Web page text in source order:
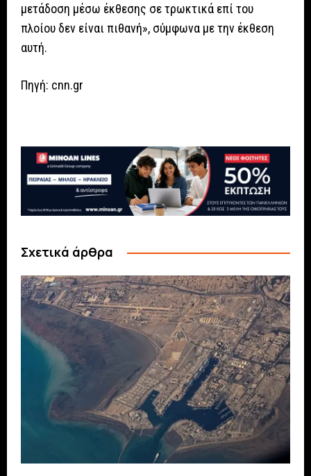
μετάδοση μέσω έκθεσης σε τρωκτικά επί του
πλοίου δεν είναι πιθανή», σύμφωνα με την έκθεση
αυτή.
Πηγή: cnn.gr
Σχετικά άρθρα